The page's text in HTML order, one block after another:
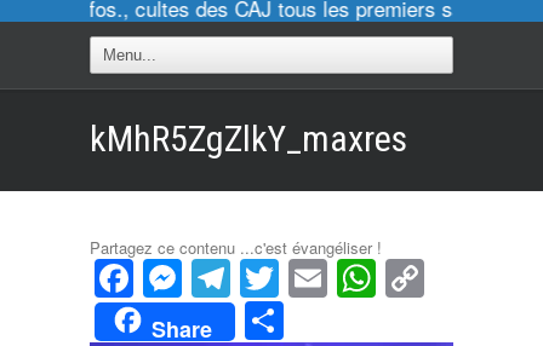
Pour infos., cultes des CAJ tous les premiers samedis
kMhR5ZgZlkY_maxres
Partagez ce contenu ...c'est évangéliser !
Facebook
Messenger
Telegram
Twitter
Email
Share